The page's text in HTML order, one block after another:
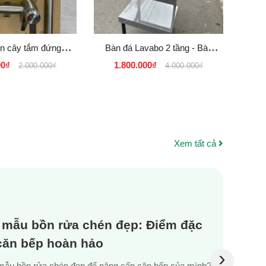
cây tắm đứng
SUS 304 thân
2.000.000₫
Bàn đá Lavabo 2 tầng - Bàn
đá Lavabo âm Chống trầy
1.800.000₫ 4.000.000₫
Xem tất cả
bồn rửa chén đẹp: Điểm đặc
bếp hoàn hảo
›